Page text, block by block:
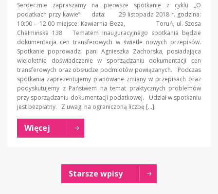
Serdecznie zapraszamy na pierwsze spotkanie z cyklu „O
podatkach przy kawie”! data: 29 listopada 2018 r. godzina:
10:00 – 12:00 miejsce: Kawiarnia Beza, Toruń, ul. Szosa
Chełmińska 138 Tematem inauguracyjnego spotkania będzie
dokumentacja cen transferowych w świetle nowych przepisów.
Spotkanie poprowadzi pani Agnieszka Zachorska, posiadająca
wieloletnie doświadczenie w sporządzaniu dokumentacji cen
transferowych oraz obsłudze podmiotów powiązanych. Podczas
spotkania zaprezentujemy planowane zmiany w przepisach oraz
podyskutujemy z Państwem na temat praktycznych problemów
przy sporządzaniu dokumentacji podatkowej. Udział w spotkaniu
jest bezpłatny. Z uwagi na ograniczoną liczbę […]
Więcej
Starsze wpisy